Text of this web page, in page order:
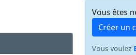
Vous êtes
Créer un
Vous voulez